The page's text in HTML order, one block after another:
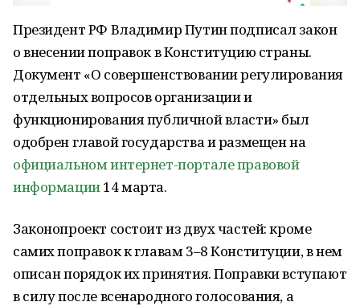
Президент РФ Владимир Путин подписал закон
о внесении поправок в Конституцию страны.
Документ «О совершенствовании регулирования
отдельных вопросов организации и
функционирования публичной власти» был
одобрен главой государства и размещен на
официальном интернет-портале правовой
информации14 марта.
Законопроект состоит из двух частей: кроме
самих поправок к главам 3–8 Конституции, в нем
описан порядок их принятия. Поправки вступают
в силу после всенародного голосования, а